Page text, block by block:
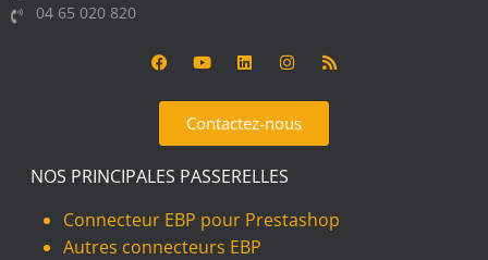
04 65 020 820
Contactez-nous
NOS PRINCIPALES PASSERELLES
Connecteur EBP pour Prestashop
Autres connecteurs EBP